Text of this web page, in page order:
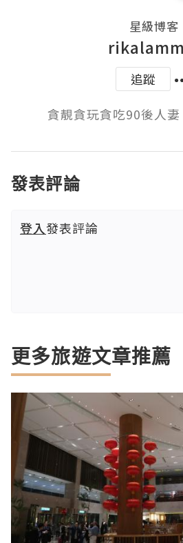
星級博客
追蹤
貪靚貪玩貪吃90後人
發表評論
登入發表評論
更多旅遊文章推薦